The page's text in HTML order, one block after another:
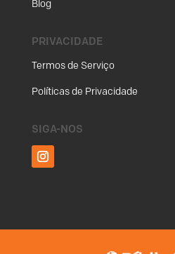
Blog
PRIVACIDADE
Termos de Serviço
Políticas de Privacidade
SIGA-NOS